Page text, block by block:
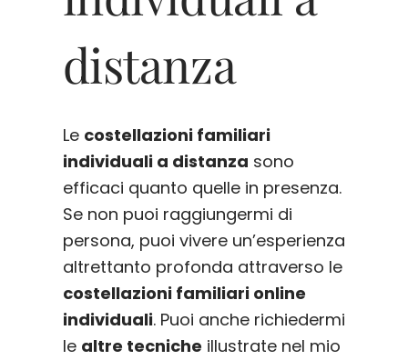
distanza
Le costellazioni familiari
individuali a distanza sono
efficaci quanto quelle in presenza.
Se non puoi raggiungermi di
persona, puoi vivere un’esperienza
altrettanto profonda attraverso le
costellazioni familiari online
individuali. Puoi anche richiedermi
le altre tecniche illustrate nel mio